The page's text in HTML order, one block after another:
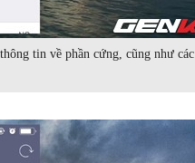
tin về phần cứng, cũng như các